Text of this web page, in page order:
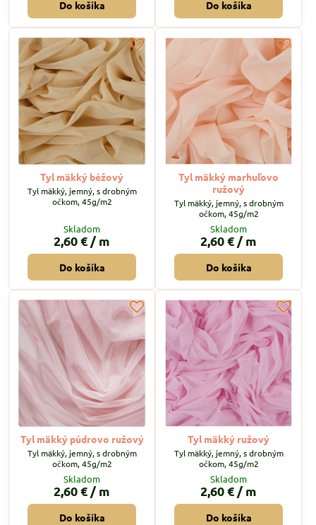
Do košíka Do košíka
Tyl mäkký béžový
Tyl mäkký, jemný, s drobným
očkom, 45g/m2
Skladom
2,60 € / m
Do košíka
Tyl mäkký marhuľovo
ružový
Tyl mäkký, jemný, s drobným
očkom, 45g/m2
Skladom
2,60 € / m
Do košíka
Tyl mäkký púdrovo ružový
Tyl mäkký, jemný, s drobným
očkom, 45g/m2
Skladom
2,60 € / m
Do košíka
Tyl mäkký ružový
Tyl mäkký, jemný, s drobným
očkom, 45g/m2
Skladom
2,60 € / m
Do košíka